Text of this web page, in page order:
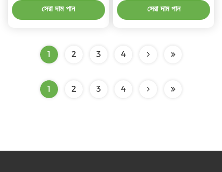
সেরা দাম পান সেরা দাম পান
1 2 3 4
1 2 3 4